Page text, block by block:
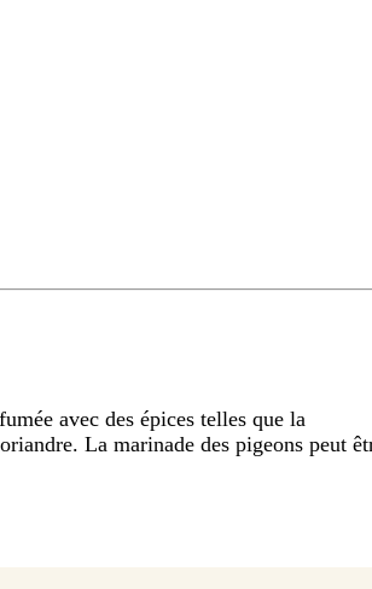
avec des épices telles que la
La marinade des pigeons peut